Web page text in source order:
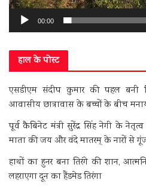
00:00
हाल के पोस्ट
एसडीएम संदीप कुमार की पहल बनी
आवासीय छात्रावास के बच्चों के बीच
पूर्व कैबिनेट मंत्री सुरेंद्र सिंह नेगी के
माता की जय और वंदे मातरम् के नारों से
हाथों का हुनर बना तिरंगे की शान,
लहराएगा दून का हैंडमेड तिरंगा